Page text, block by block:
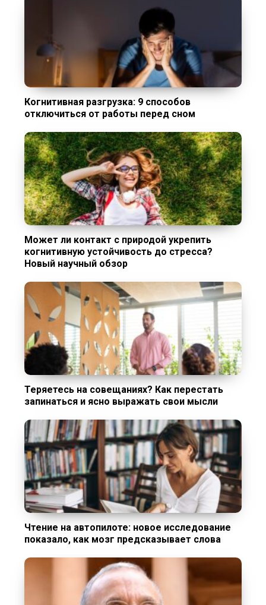
Когнитивная разгрузка: 9 способов
отключиться от работы перед сном
Может ли контакт с природой укрепить
когнитивную устойчивость до стресса?
Новый научный обзор
Теряетесь на совещаниях? Как перестать
запинаться и ясно выражать свои мысли
Чтение на автопилоте: новое исследование
показало, как мозг предсказывает слова